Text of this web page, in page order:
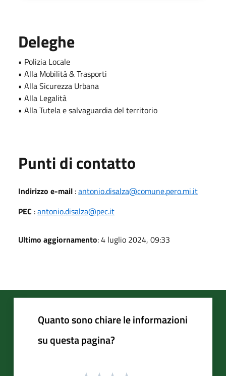
Deleghe
• Polizia Locale
• Alla Mobilità & Trasporti
• Alla Sicurezza Urbana
• Alla Legalità
• Alla Tutela e salvaguardia del territorio
Punti di contatto
Indirizzo e-mail :antonio.disalza@comune.pero.mi.it
PEC :antonio.disalza@pec.it
Ultimo aggiornamento: 4 luglio 2024, 09:33
Quanto sono chiare le informazioni
su questa pagina?